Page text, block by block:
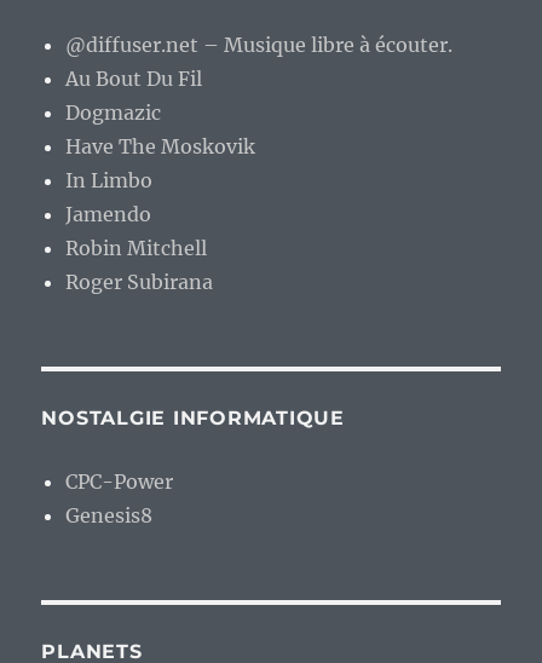
@diffuser.net – Musique libre à écouter.
Au Bout Du Fil
Dogmazic
Have The Moskovik
In Limbo
Jamendo
Robin Mitchell
Roger Subirana
NOSTALGIE INFORMATIQUE
CPC-Power
Genesis8
PLANETS